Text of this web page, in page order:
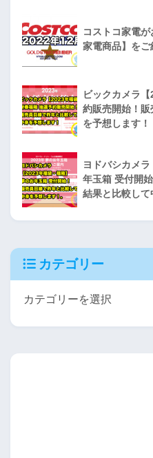
コストコ家電
家電商品】を
ビックカメラ
約販売開始！
を予想します！
ヨドバシカメ
年玉箱 受付開
結果と比較して
カテゴリー